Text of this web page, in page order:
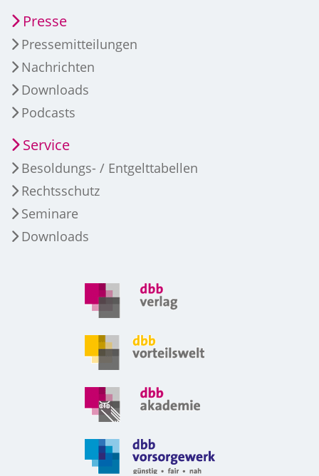
Presse
Pressemitteilungen
Nachrichten
Downloads
Podcasts
Service
Besoldungs- / Entgelttabellen
Rechtsschutz
Seminare
Downloads